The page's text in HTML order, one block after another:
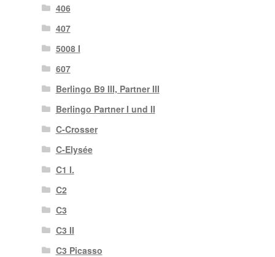
406
407
5008 I
607
Berlingo B9 III, Partner III
Berlingo Partner I und II
C-Crosser
C-Elysée
C1 I.
C2
C3
C3 II
C3 Picasso